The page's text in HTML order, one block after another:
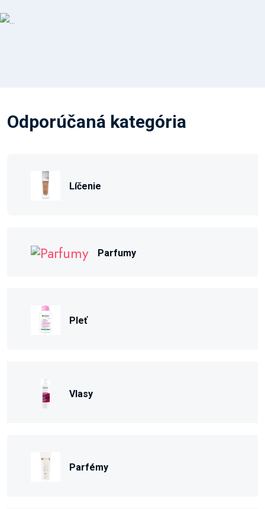
Odporúčaná kategória
Líčenie
Parfumy
Pleť
Vlasy
Parfémy